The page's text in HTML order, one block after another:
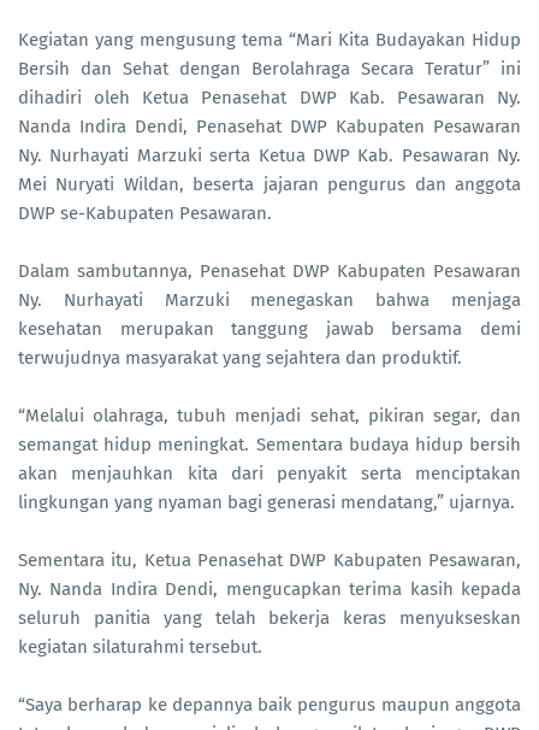
Kegiatan yang mengusung tema “Mari Kita Budayakan Hidup
Bersih dan Sehat dengan Berolahraga Secara Teratur” ini
dihadiri oleh Ketua Penasehat DWP Kab. Pesawaran Ny.
Nanda Indira Dendi, Penasehat DWP Kabupaten Pesawaran
Ny. Nurhayati Marzuki serta Ketua DWP Kab. Pesawaran Ny.
Mei Nuryati Wildan, beserta jajaran pengurus dan anggota
DWP se-Kabupaten Pesawaran.
Dalam sambutannya, Penasehat DWP Kabupaten Pesawaran
Ny. Nurhayati Marzuki menegaskan bahwa menjaga
kesehatan merupakan tanggung jawab bersama demi
terwujudnya masyarakat yang sejahtera dan produktif.
“Melalui olahraga, tubuh menjadi sehat, pikiran segar, dan
semangat hidup meningkat. Sementara budaya hidup bersih
akan menjauhkan kita dari penyakit serta menciptakan
lingkungan yang nyaman bagi generasi mendatang,” ujarnya.
Sementara itu, Ketua Penasehat DWP Kabupaten Pesawaran,
Ny. Nanda Indira Dendi, mengucapkan terima kasih kepada
seluruh panitia yang telah bekerja keras menyukseskan
kegiatan silaturahmi tersebut.
“Saya berharap ke depannya baik pengurus maupun anggota